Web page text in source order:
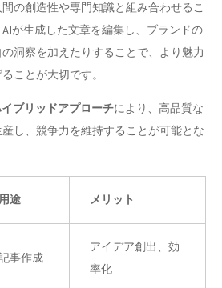
の創造性や専門知識と組み合わせるこ
が生成した文章を編集し、ブランドの
洞察を加えたりすることで、より魅力
ことが大切です。
ブリッドアプローチにより、高品質な
し、競争力を維持することが可能とな
途 メリット
事作成
アイデア創出、効
率化